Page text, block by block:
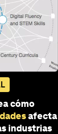
cómo
afecta
industrias